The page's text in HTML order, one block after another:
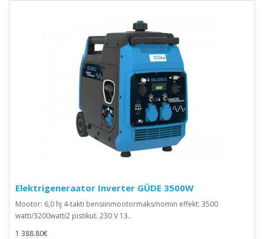
Elektrigeneraator Inverter GÜDE 3500W
Mootor: 6,0 hj 4-takti bensiinmootormaks/nomin effekt: 3500
watti/3200watti2 pistikut. 230 V 13..
1 388.80€